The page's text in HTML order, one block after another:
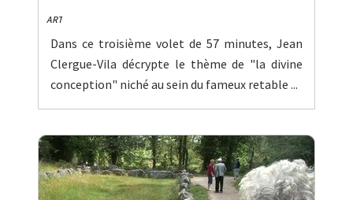
ART
Dans ce troisième volet de 57 minutes, Jean
Clergue-Vila décrypte le thème de "la divine
conception" niché au sein du fameux retable ...